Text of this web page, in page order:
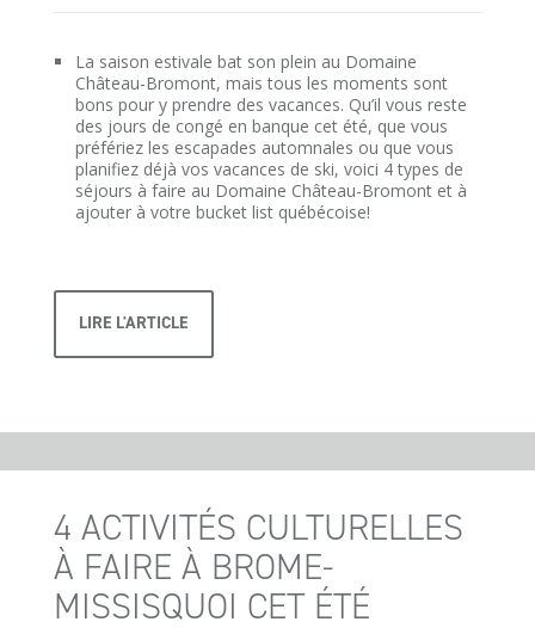
La saison estivale bat son plein au Domaine
Château-Bromont, mais tous les moments sont
bons pour y prendre des vacances. Qu’il vous reste
des jours de congé en banque cet été, que vous
préfériez les escapades automnales ou que vous
planifiez déjà vos vacances de ski, voici 4 types de
séjours à faire au Domaine Château-Bromont et à
ajouter à votre bucket list québécoise!
LIRE L'ARTICLE
4 ACTIVITÉS CULTURELLES
À FAIRE À BROME-
MISSISQUOI CET ÉTÉ